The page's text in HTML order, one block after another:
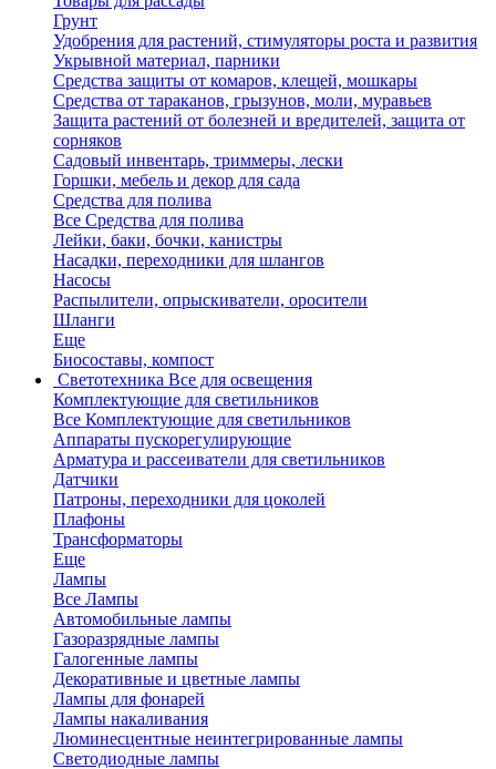
Грунт
Удобрения для растений, стимуляторы роста и развития
Укрывной материал, парники
Средства защиты от комаров, клещей, мошкары
Средства от тараканов, грызунов, моли, муравьев
Защита растений от болезней и вредителей, защита от
сорняков
Садовый инвентарь, триммеры, лески
Горшки, мебель и декор для сада
Средства для полива
Все Средства для полива
Лейки, баки, бочки, канистры
Насадки, переходники для шлангов
Насосы
Распылители, опрыскиватели, оросители
Шланги
Еще
Биосоставы, компост
Светотехника Все для освещения
Комплектующие для светильников
Все Комплектующие для светильников
Аппараты пускорегулирующие
Арматура и рассеиватели для светильников
Датчики
Патроны, переходники для цоколей
Плафоны
Трансформаторы
Еще
Лампы
Все Лампы
Автомобильные лампы
Газоразрядные лампы
Галогенные лампы
Декоративные и цветные лампы
Лампы для фонарей
Лампы накаливания
Люминесцентные неинтегрированные лампы
Светодиодные лампы